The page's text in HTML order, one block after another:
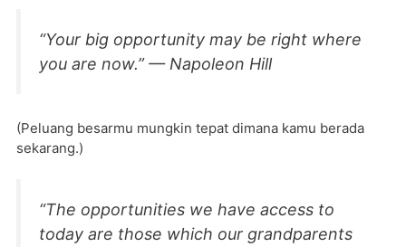
“Your big opportunity may be right where
you are now.” — Napoleon Hill
(Peluang besarmu mungkin tepat dimana kamu berada
sekarang.)
“The opportunities we have access to
today are those which our grandparents